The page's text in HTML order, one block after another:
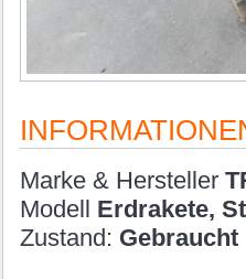
Marke & Hersteller
Modell Erdrakete,
Zustand: Gebraucht